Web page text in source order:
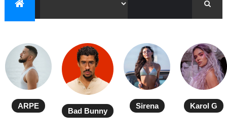
ARPE
Bad Bunny
Sirena Karol G